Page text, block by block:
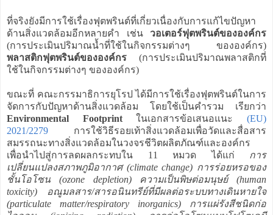
ที่จริงยังมีการใช้เรื่องฟุตพรินต์ที่เกี่ยวเนื่องกับการแก้ไขปัญหา
ด้านสิ่งแวดล้อมอีกหลายคำ เช่น วอเตอร์ฟุตพรินต์ขององค์กร
(การประเมินปริมาณน้ำที่ใช้ในกิจกรรมต่างๆ ขององค์กร)
พลาสติกฟุตพรินต์ขององค์กร (การประเมินปริมาณพลาสติกที่
ใช้ในกิจกรรมต่างๆ ขององค์กร)
ขณะที่ คณะกรรมาธิการยุโรป ได้มีการใช้เรื่องฟุตพรินต์ในการ
จัดการกับปัญหาด้านสิ่งแวดล้อม โดยใช้เป็นคำรวม เรียกว่า
Environmental Footprintในเอกสารข้อเสนอแนะ(EU)
2021/2279 การใช้วิธีรอยเท้าสิ่งแวดล้อมเพื่อวัดและสื่อสาร
สมรรถนะทางสิ่งแวดล้อมในวงจรชีวิตผลิตภัณฑ์และองค์กร
เพื่อนำไปสู่การลดผลกระทบใน 11 หมวด ได้แก่ การ
เปลี่ยนแปลงสภาพภูมิอากาศ (climate change) การร่อยหรอของ
ชั้นโอโซน (ozone depletion) ความเป็นพิษต่อมนุษย์ (human
toxicity) อณูมลสาร/สารอนินทรีย์ที่มีผลต่อระบบทางเดินหายใจ
(particulate matter/respiratory inorganics) การแผ่รังสีชนิดก่อ